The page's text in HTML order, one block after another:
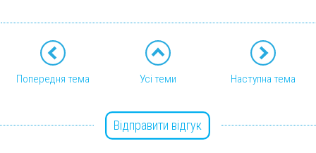
Попередня тема Усі теми Наступна тема
Відправити відгук